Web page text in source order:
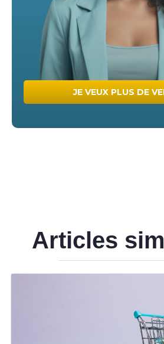
JE VEUX PLUS DE
Articles